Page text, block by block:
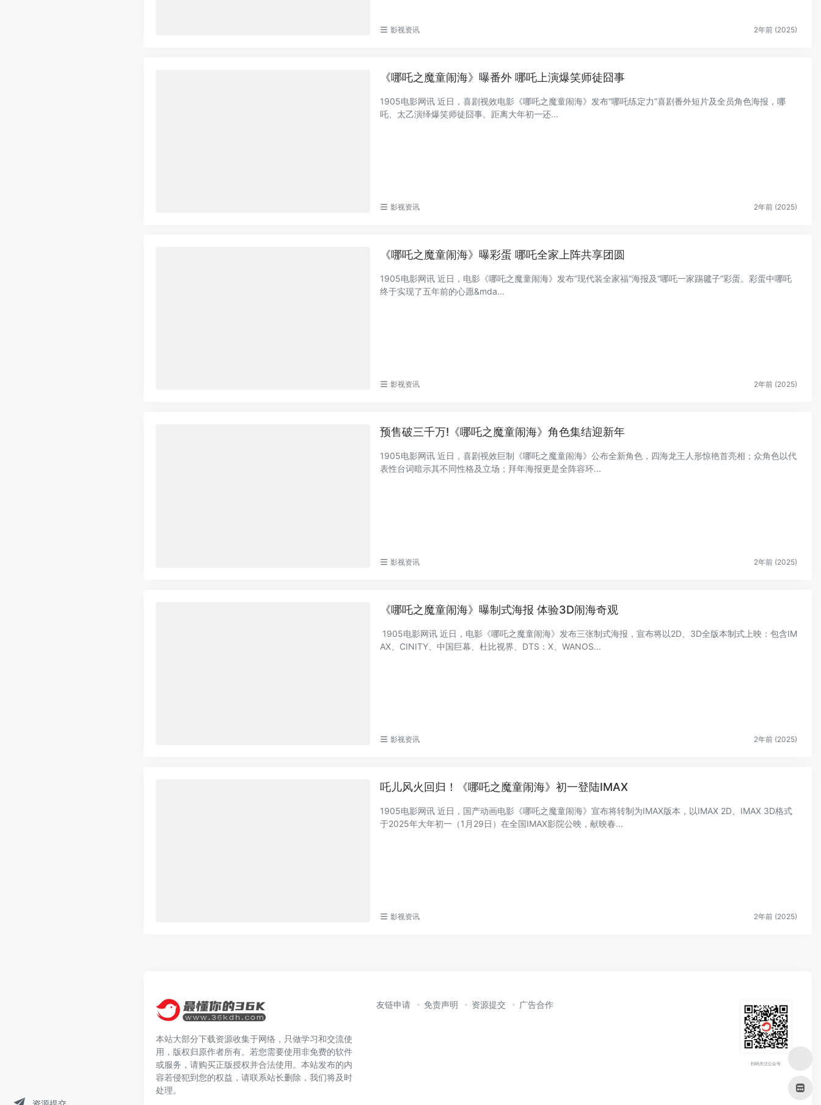
影视资讯 2年前 (2025)
《哪吒之魔童闹海》曝番外 哪吒上演爆笑师徒囧事
1905电影网讯 近日，喜剧视效电影《哪吒之魔童闹海》发布“哪吒练定力”喜剧番外短片及全员角色海报，哪
吒、太乙演绎爆笑师徒囧事。距离大年初一还...
影视资讯 2年前 (2025)
《哪吒之魔童闹海》曝彩蛋 哪吒全家上阵共享团圆
1905电影网讯 近日，电影《哪吒之魔童闹海》发布“现代装全家福”海报及“哪吒一家踢毽子”彩蛋。彩蛋中哪吒
终于实现了五年前的心愿&mda...
影视资讯 2年前 (2025)
预售破三千万!《哪吒之魔童闹海》角色集结迎新年
1905电影网讯 近日，喜剧视效巨制《哪吒之魔童闹海》公布全新角色，四海龙王人形惊艳首亮相；众角色以代
表性台词暗示其不同性格及立场；拜年海报更是全阵容环...
影视资讯 2年前 (2025)
《哪吒之魔童闹海》曝制式海报 体验3D闹海奇观
1905电影网讯 近日，电影《哪吒之魔童闹海》发布三张制式海报，宣布将以2D、3D全版本制式上映：包含IM
AX、CINITY、中国巨幕、杜比视界、DTS：X、WANOS...
影视资讯 2年前 (2025)
吒儿风火回归！《哪吒之魔童闹海》初一登陆IMAX
1905电影网讯 近日，国产动画电影《哪吒之魔童闹海》宣布将转制为IMAX版本，以IMAX 2D、IMAX 3D格式
于2025年大年初一（1月29日）在全国IMAX影院公映，献映春...
影视资讯 2年前 (2025)
本站大部分下载资源收集于网络，只做学习和交流使
用，版权归原作者所有。若您需要使用非免费的软件
或服务，请购买正版授权并合法使用。本站发布的内
容若侵犯到您的权益，请联系站长删除，我们将及时
处理。
友链申请 免责声明 资源提交 广告合作
扫码关注公众号